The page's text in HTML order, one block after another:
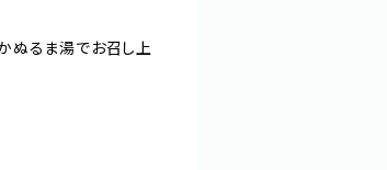
ぬるま湯でお召し上